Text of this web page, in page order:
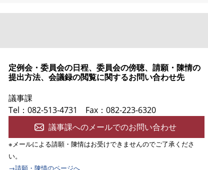
定例会・委員会の日程、委員会の傍聴、請願・陳情の
提出方法、会議録の閲覧に関するお問い合わせ先
議事課
Tel：082-513-4731
Fax：082-223-6320
議事課へのメールでのお問い合わせ
※メールによる請願・陳情はお受けできませんのでご了承くださ
い。
→請願・陳情のページへ